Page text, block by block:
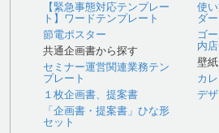
【緊急事態対応テンプレー
ト】ワードテンプレート
節電ポスター
共通企画書から探す
セミナー運営関連業務テン
プレート
１枚企画書、提案書
「企画書・提案書」ひな形
セット
使
ダー
ゴ
内
壁紙
カ
デ